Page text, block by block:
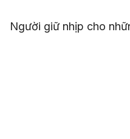
Người giữ nhịp cho